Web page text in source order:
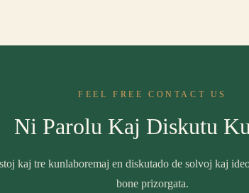
FEEL FREE CONTACT US
Ni Parolu Kaj Diskutu
kaj tre kunlaboremaj en diskutado de solvoj kaj
bone prizorgata.